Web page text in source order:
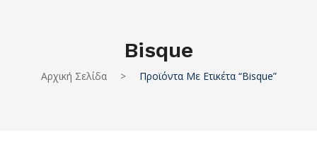
Bisque
Αρχική Σελίδα > Προϊόντα Με Ετικέτα “bisque”